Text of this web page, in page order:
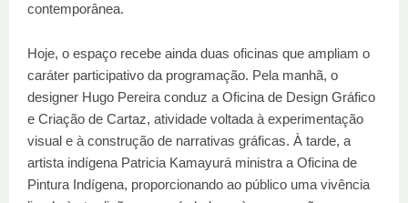
contemporânea.
Hoje, o espaço recebe ainda duas oficinas que ampliam o
caráter participativo da programação. Pela manhã, o
designer Hugo Pereira conduz a Oficina de Design Gráfico
e Criação de Cartaz, atividade voltada à experimentação
visual e à construção de narrativas gráficas. À tarde, a
artista indígena Patricia Kamayurá ministra a Oficina de
Pintura Indígena, proporcionando ao público uma vivência